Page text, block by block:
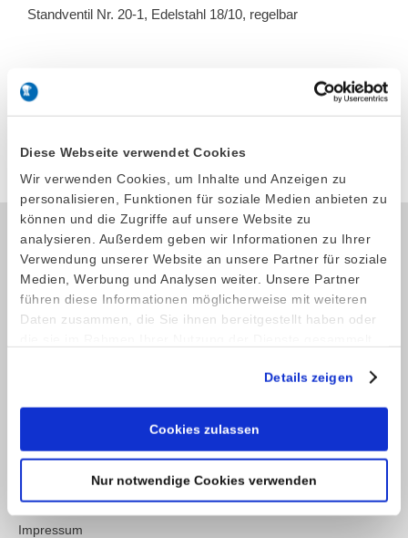
Diese Webseite verwendet Cookies
Wir verwenden Cookies, um Inhalte und Anzeigen zu
personalisieren, Funktionen für soziale Medien anbieten zu
können und die Zugriffe auf unsere Website zu
analysieren. Außerdem geben wir Informationen zu Ihrer
Verwendung unserer Website an unsere Partner für soziale
Medien, Werbung und Analysen weiter. Unsere Partner
führen diese Informationen möglicherweise mit weiteren
Daten zusammen, die Sie ihnen bereitgestellt haben oder
Details zeigen
Cookies zulassen
Nur notwendige Cookies verwenden
Standventil Nr. 20-1, Edelstahl 18/10, regelbar
Modell 20-1 Artikel-Nr. 7981033
Produkt anfragen
Kontakt
Telefon: +49 (0) 4521 2377
Fax: +49 (0) 4521 4709
E-Mail:info@stoeckel-soehne.de
Service
Kontaktformular
Impressum